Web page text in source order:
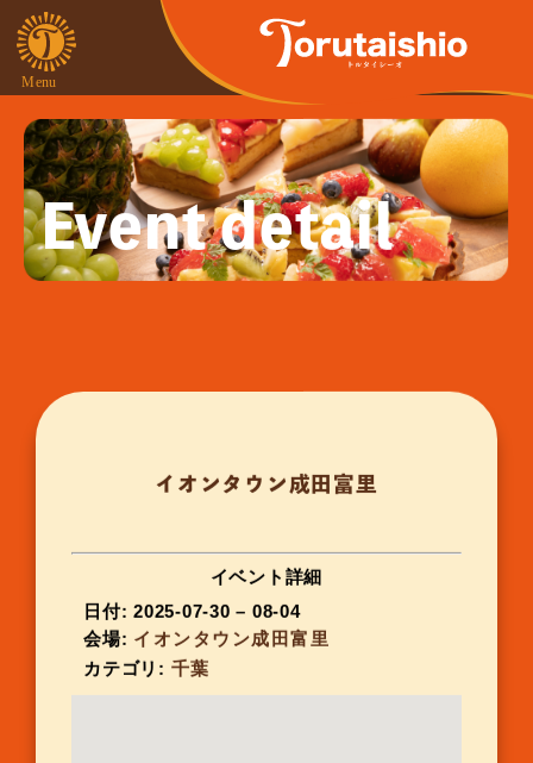
Event detail
イオンタウン成田富里
イベント詳細
日付: 2025-07-30 – 08-04
会場: イオンタウン成田富里
カテゴリ: 千葉